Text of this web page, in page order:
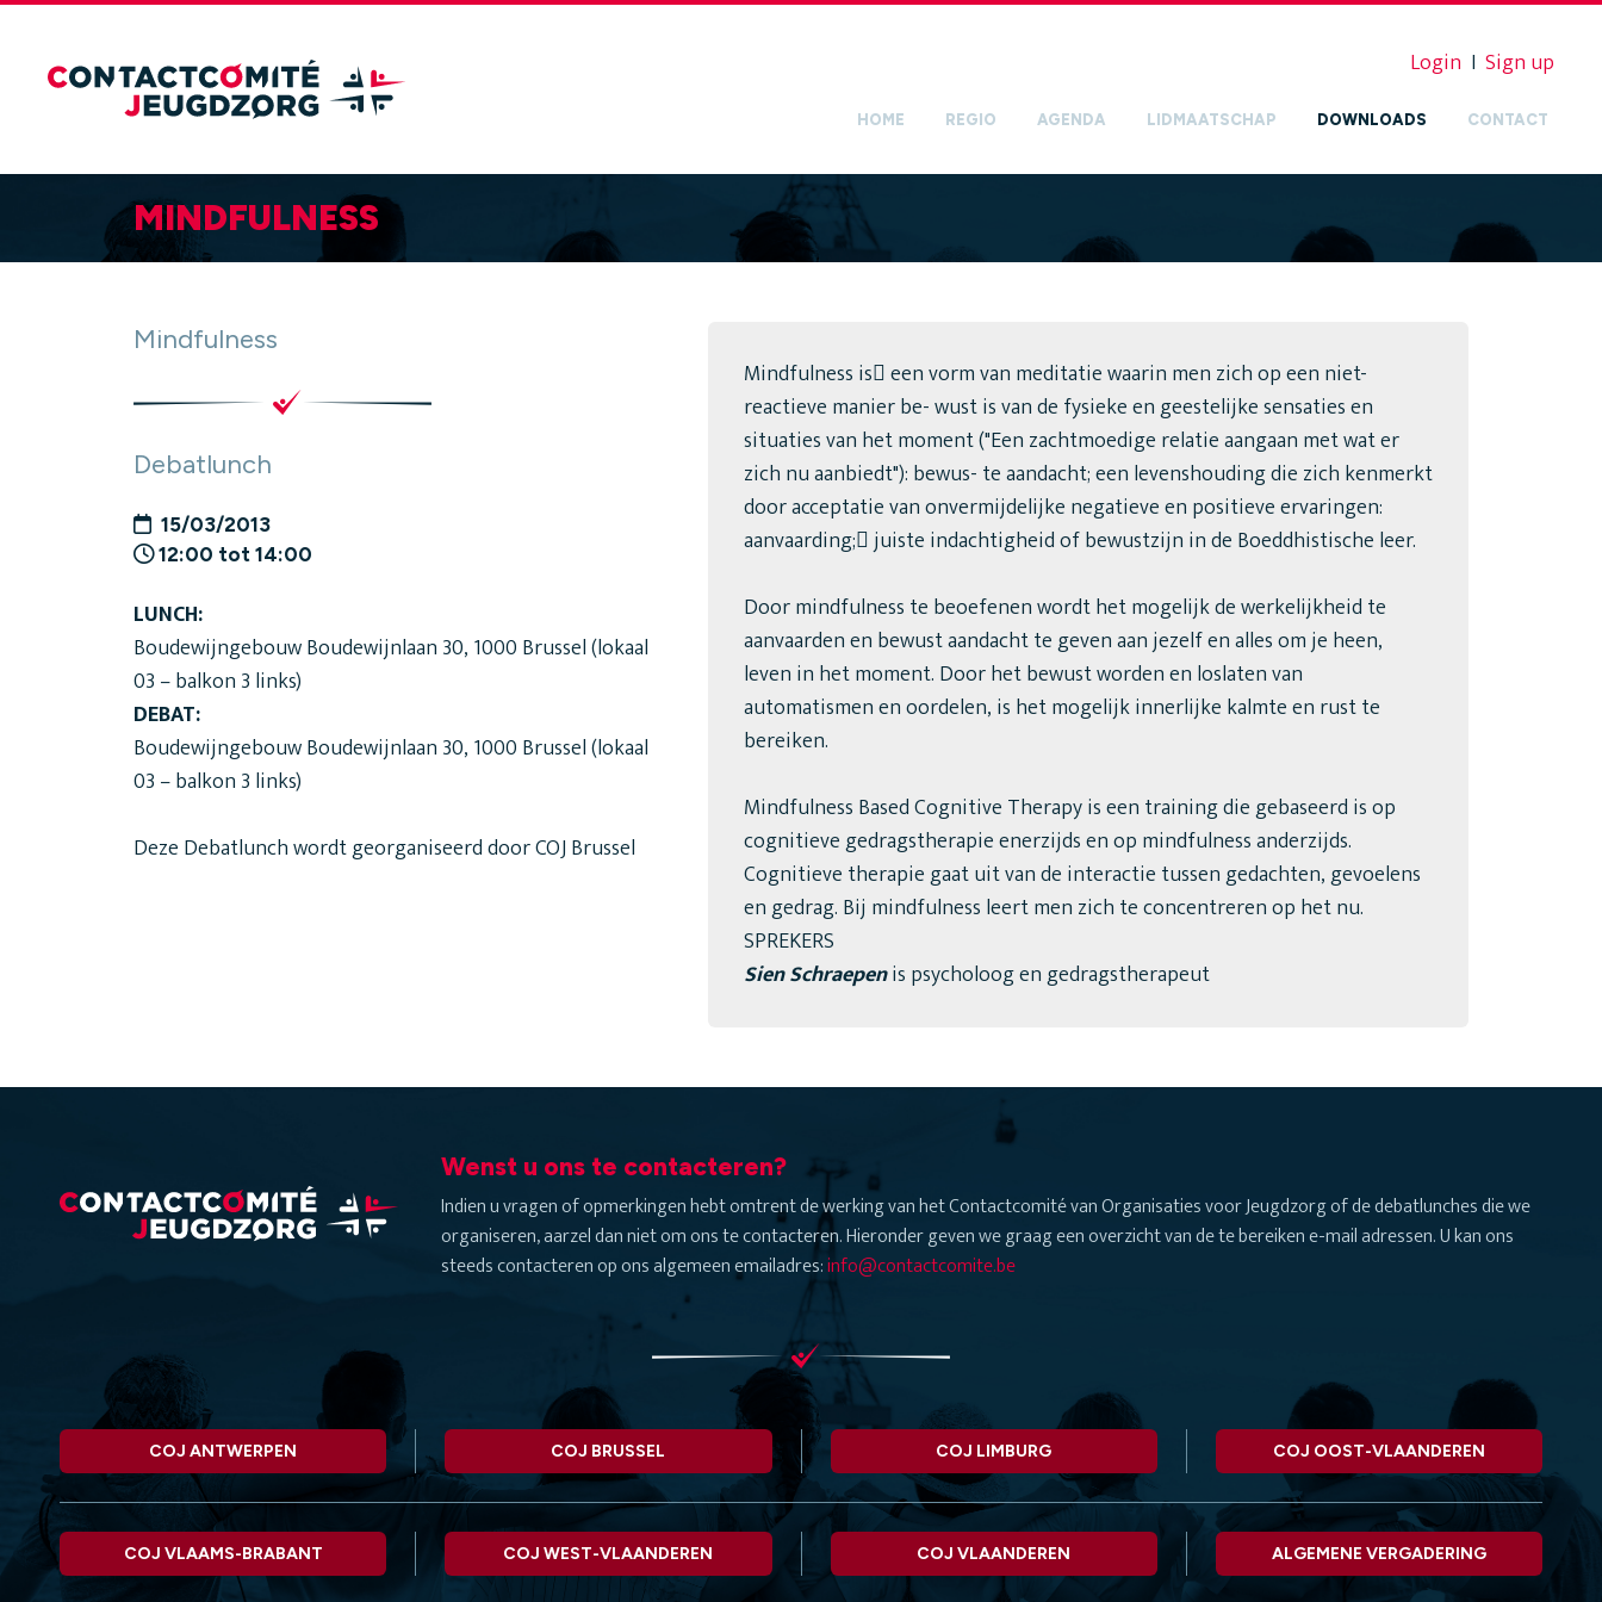
Login I Sign up
HOME REGIO AGENDA LIDMAATSCHAP DOWNLOADS CONTACT
MINDFULNESS
Mindfulness
Debatlunch
15/03/2013
12:00 tot 14:00
LUNCH:
Boudewijngebouw Boudewijnlaan 30, 1000 Brussel (lokaal
03 – balkon 3 links)
DEBAT:
Boudewijngebouw Boudewijnlaan 30, 1000 Brussel (lokaal
03 – balkon 3 links)
Deze Debatlunch wordt georganiseerd door COJ Brussel
Mindfulness is een vorm van meditatie waarin men zich op een niet-
reactieve manier be- wust is van de fysieke en geestelijke sensaties en
situaties van het moment ("Een zachtmoedige relatie aangaan met wat er
zich nu aanbiedt"): bewus- te aandacht; een levenshouding die zich kenmerkt
door acceptatie van onvermijdelijke negatieve en positieve ervaringen:
aanvaarding; juiste indachtigheid of bewustzijn in de Boeddhistische leer.
Door mindfulness te beoefenen wordt het mogelijk de werkelijkheid te
aanvaarden en bewust aandacht te geven aan jezelf en alles om je heen,
leven in het moment. Door het bewust worden en loslaten van
automatismen en oordelen, is het mogelijk innerlijke kalmte en rust te
bereiken.
Mindfulness Based Cognitive Therapy is een training die gebaseerd is op
cognitieve gedragstherapie enerzijds en op mindfulness anderzijds.
Cognitieve therapie gaat uit van de interactie tussen gedachten, gevoelens
en gedrag. Bij mindfulness leert men zich te concentreren op het nu.
SPREKERS
Sien Schraepenis psycholoog en gedragstherapeut
Wenst u ons te contacteren?
Indien u vragen of opmerkingen hebt omtrent de werking van het Contactcomité van Organisaties voor Jeugdzorg of de debatlunches die we
organiseren, aarzel dan niet om ons te contacteren. Hieronder geven we graag een overzicht van de te bereiken e-mail adressen. U kan ons
steeds contacteren op ons algemeen emailadres:info@contactcomite.be
COJ ANTWERPEN COJ BRUSSEL COJ LIMBURG COJ OOST-VLAANDEREN
COJ VLAAMS-BRABANT COJ WEST-VLAANDEREN COJ VLAANDEREN ALGEMENE VERGADERING